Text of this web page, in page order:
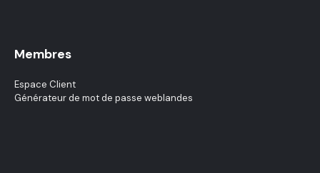
Membres
Espace Client
Générateur de mot de passe weblandes